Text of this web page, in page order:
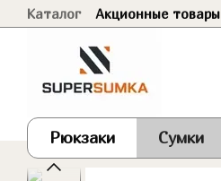
Перейти к основному контенту
Каталог Акционные товары
Рюкзаки Сумки